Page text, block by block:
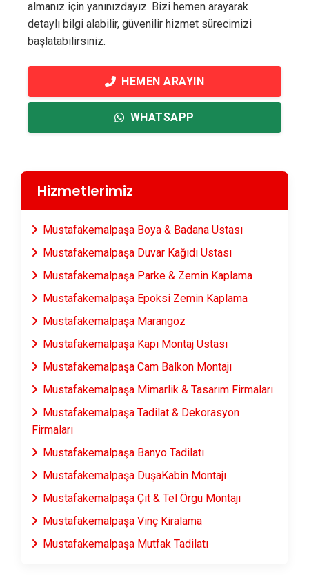
almanız için yanınızdayız. Bizi hemen arayarak
detaylı bilgi alabilir, güvenilir hizmet sürecimizi
başlatabilirsiniz.
HEMEN ARAYIN
WHATSAPP
Hizmetlerimiz
Mustafakemalpaşa Boya & Badana Ustası
Mustafakemalpaşa Duvar Kağıdı Ustası
Mustafakemalpaşa Parke & Zemin Kaplama
Mustafakemalpaşa Epoksi Zemin Kaplama
Mustafakemalpaşa Marangoz
Mustafakemalpaşa Kapı Montaj Ustası
Mustafakemalpaşa Cam Balkon Montajı
Mustafakemalpaşa Mimarlik & Tasarım Firmaları
Mustafakemalpaşa Tadilat & Dekorasyon
Firmaları
Mustafakemalpaşa Banyo Tadilatı
Mustafakemalpaşa DuşaKabin Montajı
Mustafakemalpaşa Çit & Tel Örgü Montajı
Mustafakemalpaşa Vinç Kiralama
Mustafakemalpaşa Mutfak Tadilatı